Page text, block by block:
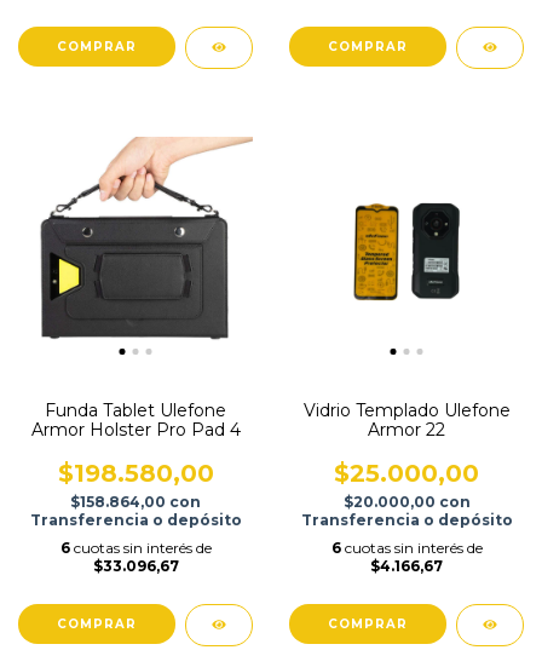
Funda Tablet Ulefone
Armor Holster Pro Pad 4
$198.580,00
$158.864,00 con
Transferencia o depósito
6 cuotas sin interés de
$33.096,67
Vidrio Templado Ulefone
Armor 22
$25.000,00
$20.000,00 con
Transferencia o depósito
6 cuotas sin interés de
$4.166,67